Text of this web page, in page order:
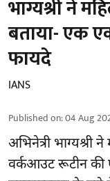
भाग्यश्री ने
बताया- एक
फायदे
IANS
Published on:04 Aug
अभिनेत्री भाग्यश्री
वर्कआउट रूटीन